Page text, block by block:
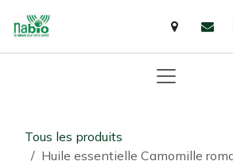
Tous les produits
Huile essentielle Camomille